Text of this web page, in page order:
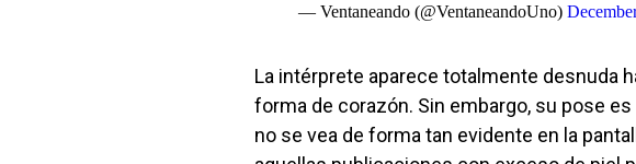
— Ventaneando (@VentaneandoUno)
La intérprete aparece totalmente desnuda
forma de corazón. Sin embargo, su pose
no se vea de forma tan evidente en la